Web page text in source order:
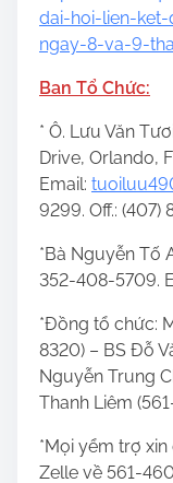
dai-hoi-lien-
ngay-8-va-9-
Ban Tổ Chức:
* Ô. Lưu Văn
Drive, Orlando,
Email: t
9299. Off.: (407)
*Bà Nguyễn Tố
352-408-5709.
*Đồng tổ chức:
8320) – BS Đỗ
Nguyễn Trung
Thanh Liêm
*Mọi yểm trợ xin
Zelle về 561-